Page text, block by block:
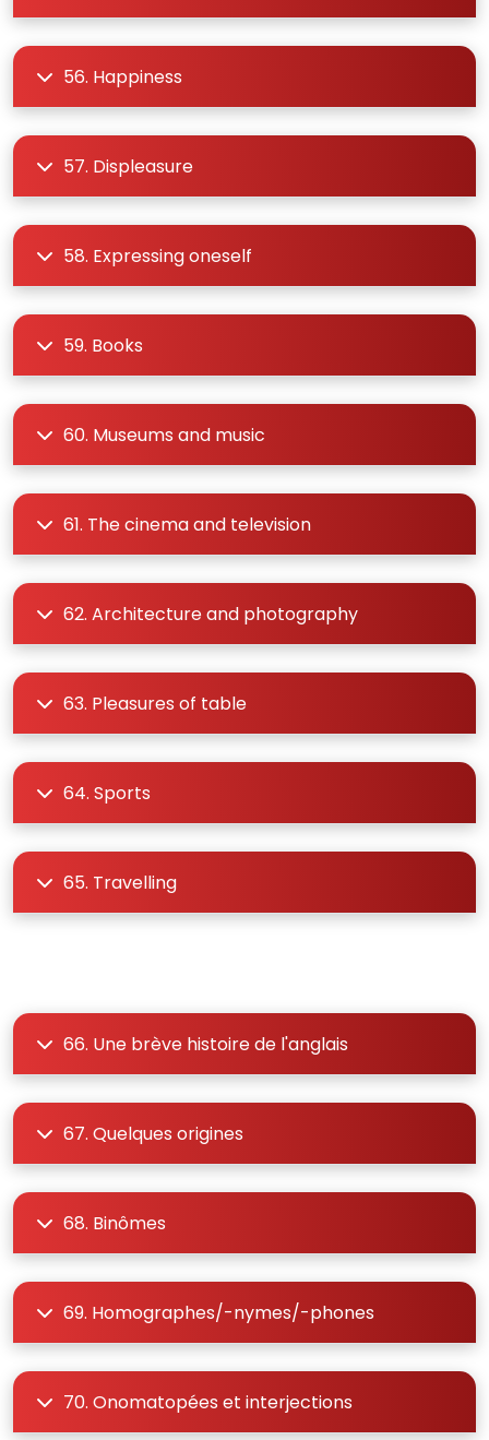
56. Happiness
57. Displeasure
58. Expressing oneself
59. Books
60. Museums and music
61. The cinema and television
62. Architecture and photography
63. Pleasures of table
64. Sports
65. Travelling
66. Une brève histoire de l'anglais
67. Quelques origines
68. Binômes
69. Homographes/-nymes/-phones
70. Onomatopées et interjections